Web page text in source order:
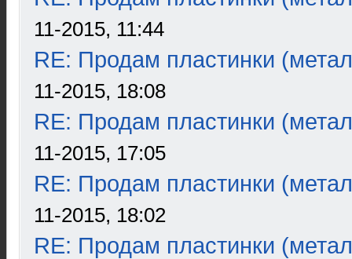
11-2015, 11:44
RE: Продам пластинки
11-2015, 18:08
RE: Продам пластинки
11-2015, 17:05
RE: Продам пластинки
11-2015, 18:02
RE: Продам пластинки